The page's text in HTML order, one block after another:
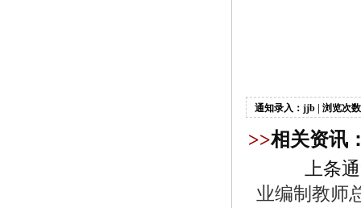
通知录入：jjb | 浏览次数
>>相关资讯
上条
业编制教师